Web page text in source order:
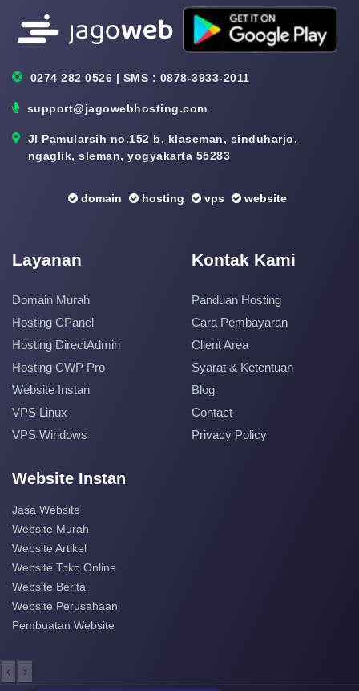
0274 282 0526 | SMS : 0878-3933-2011
support@jagowebhosting.com
Jl Pamularsih no.152 b, klaseman, sinduharjo,
ngaglik, sleman, yogyakarta 55283
domain hosting vps website
Layanan
Domain Murah
Hosting CPanel
Hosting DirectAdmin
Hosting CWP Pro
Website Instan
VPS Linux
VPS Windows
Kontak Kami
Panduan Hosting
Cara Pembayaran
Client Area
Syarat & Ketentuan
Blog
Contact
Privacy Policy
Website Instan
Jasa Website
Website Murah
Website Artikel
Website Toko Online
Website Berita
Website Perusahaan
Pembuatan Website
‹ ›